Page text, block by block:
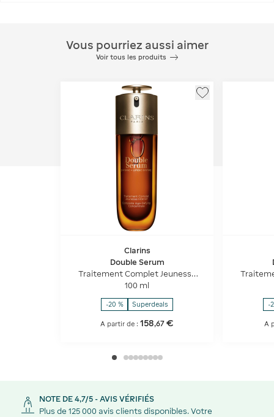
Vous pourriez aussi aimer
Voir tous les produits
Clarins
Double Serum
Traitement Complet Jeunesse
Intensif
100 ml
-20 % Superdeals
A partir de :158,67 €
-
A
NOTE DE 4,7/5 - AVIS VÉRIFIÉS
Plus de 125 000 avis clients disponibles. Votre